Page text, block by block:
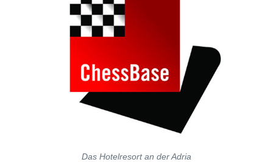
Das Hotelresort an der Adria